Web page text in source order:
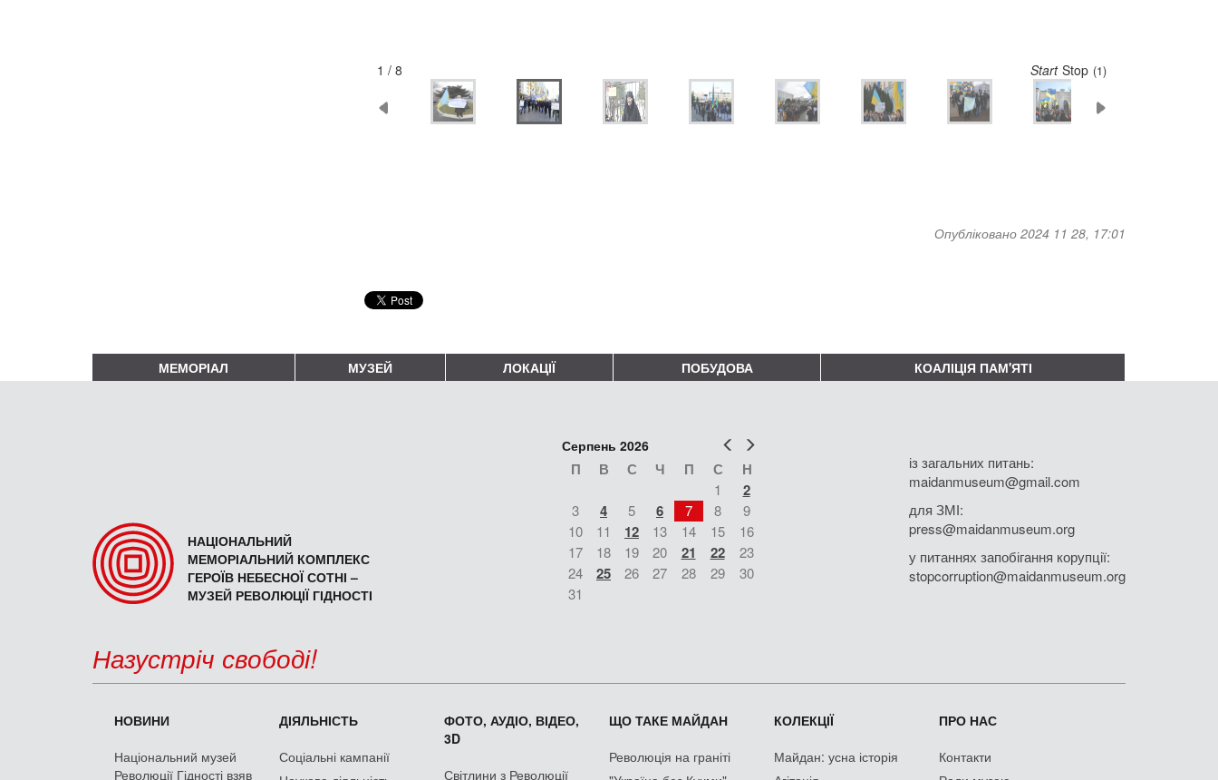
2 / 8 Start Stop (5)
Опубліковано 2024 11 28, 17:01
МЕМОРІАЛ МУЗЕЙ ЛОКАЦІЇ ПОБУДОВА КОАЛІЦІЯ ПАМ'ЯТІ
НАЦІОНАЛЬНИЙ
МЕМОРІАЛЬНИЙ КОМПЛЕКС
ГЕРОЇВ НЕБЕСНОЇ СОТНІ –
МУЗЕЙ РЕВОЛЮЦІЇ ГІДНОСТІ
Попер
Серпень 2026
П В С Ч П С Н
1 2
3 4 5 6 7 8
9
10
11 12 13 14 15
16
17
18 19 20 21 22
23
24
25 26 27 28 29
30
31
із загальних питань:
maidanmuseum@gmail.com
для ЗМІ:
press@maidanmuseum.org
у питаннях запобігання корупції:
stopcorruption@maidanmuseum.org
Назустріч свободі!
НОВИНИ
Національний музей
Революції Гідності взяв
ДІЯЛЬНІСТЬ
Соціальні кампанії
ФОТО, АУДІО, ВІДЕО,
3D
Світлини з Революції
ЩО ТАКЕ МАЙДАН
Революція на граніті
КОЛЕКЦІЇ
Майдан: усна історія
ПРО НАС
Контакти